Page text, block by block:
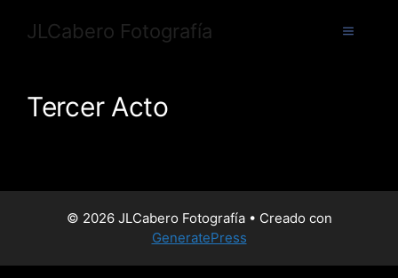
JLCabero Fotografía
Tercer Acto
© 2026 JLCabero Fotografía• Creado con
GeneratePress